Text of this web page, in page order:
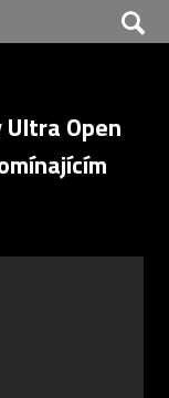
Open